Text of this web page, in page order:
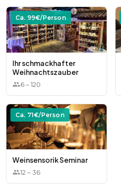
Ca. 99€/Person
Ihr schmackhafter
Weihnachtszauber
6–120
Ca. 71€/Person
Weinsensorik Seminar
12 –36